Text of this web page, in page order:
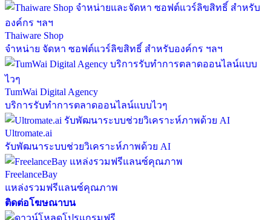
Thaiware Shop
จำหน่าย จัดหา ซอฟต์แวร์ลิขสิทธิ์ สำหรับองค์กร ฯลฯ
TumWai Digital Agency
บริการรับทำการตลาดออนไลน์แบบไวๆ
Ultromate.ai
รับพัฒนาระบบช่วยวิเคราะห์ภาพด้วย AI
FreelanceBay
แหล่งรวมฟรีแลนซ์คุณภาพ
ติดต่อโฆษณาบน